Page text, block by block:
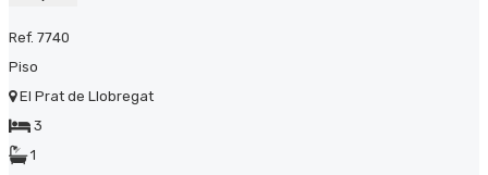
Ref. 7740
Piso
El Prat de Llobregat
3
1